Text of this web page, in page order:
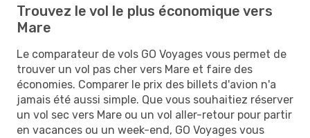
Trouvez le vol le plus économique vers
Mare
Le comparateur de vols GO Voyages vous permet de
trouver un vol pas cher vers Mare et faire des
économies. Comparer le prix des billets d'avion n'a
jamais été aussi simple. Que vous souhaitiez réserver
un vol sec vers Mare ou un vol aller-retour pour partir
en vacances ou un week-end, GO Voyages vous